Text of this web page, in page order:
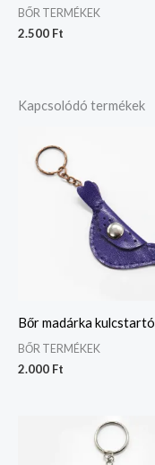
BŐR TERMÉKEK
2.500 Ft
Kapcsolódó termékek
Bőr madárka kulcstartó
BŐR TERMÉKEK
2.000 Ft